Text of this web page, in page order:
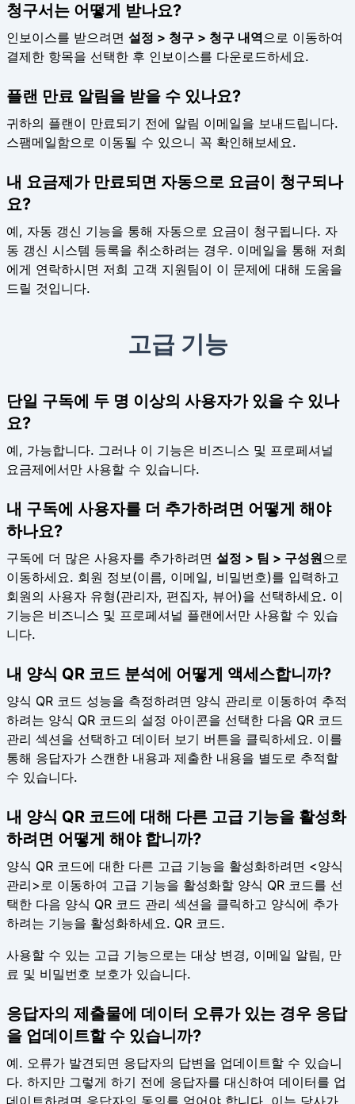
청구서는 어떻게 받나요?
인보이스를 받으려면 설정 > 청구 > 청구 내역으로 이동하여
결제한 항목을 선택한 후 인보이스를 다운로드하세요.
플랜 만료 알림을 받을 수 있나요?
귀하의 플랜이 만료되기 전에 알림 이메일을 보내드립니다.
스팸메일함으로 이동될 수 있으니 꼭 확인해보세요.
내 요금제가 만료되면 자동으로 요금이 청구되나
요?
예, 자동 갱신 기능을 통해 자동으로 요금이 청구됩니다. 자
동 갱신 시스템 등록을 취소하려는 경우. 이메일을 통해 저희
에게 연락하시면 저희 고객 지원팀이 이 문제에 대해 도움을
드릴 것입니다.
고급 기능
단일 구독에 두 명 이상의 사용자가 있을 수 있나
요?
예, 가능합니다. 그러나 이 기능은 비즈니스 및 프로페셔널
요금제에서만 사용할 수 있습니다.
내 구독에 사용자를 더 추가하려면 어떻게 해야
하나요?
구독에 더 많은 사용자를 추가하려면 설정 > 팀 > 구성원으로
이동하세요. 회원 정보(이름, 이메일, 비밀번호)를 입력하고
회원의 사용자 유형(관리자, 편집자, 뷰어)을 선택하세요. 이
기능은 비즈니스 및 프로페셔널 플랜에서만 사용할 수 있습
니다.
내 양식 QR 코드 분석에 어떻게 액세스합니까?
양식 QR 코드 성능을 측정하려면 양식 관리로 이동하여 추적
하려는 양식 QR 코드의 설정 아이콘을 선택한 다음 QR 코드
관리 섹션을 선택하고 데이터 보기 버튼을 클릭하세요. 이를
통해 응답자가 스캔한 내용과 제출한 내용을 별도로 추적할
수 있습니다.
내 양식 QR 코드에 대해 다른 고급 기능을 활성화
하려면 어떻게 해야 합니까?
양식 QR 코드에 대한 다른 고급 기능을 활성화하려면 <양식
관리>로 이동하여 고급 기능을 활성화할 양식 QR 코드를 선
택한 다음 양식 QR 코드 관리 섹션을 클릭하고 양식에 추가
하려는 기능을 활성화하세요. QR 코드.
사용할 수 있는 고급 기능으로는 대상 변경, 이메일 알림, 만
료 및 비밀번호 보호가 있습니다.
응답자의 제출물에 데이터 오류가 있는 경우 응답
을 업데이트할 수 있습니까?
예. 오류가 발견되면 응답자의 답변을 업데이트할 수 있습니
다. 하지만 그렇게 하기 전에 응답자를 대신하여 데이터를 업
데이트하려면 응답자의 동의를 얻어야 합니다. 이는 당사가